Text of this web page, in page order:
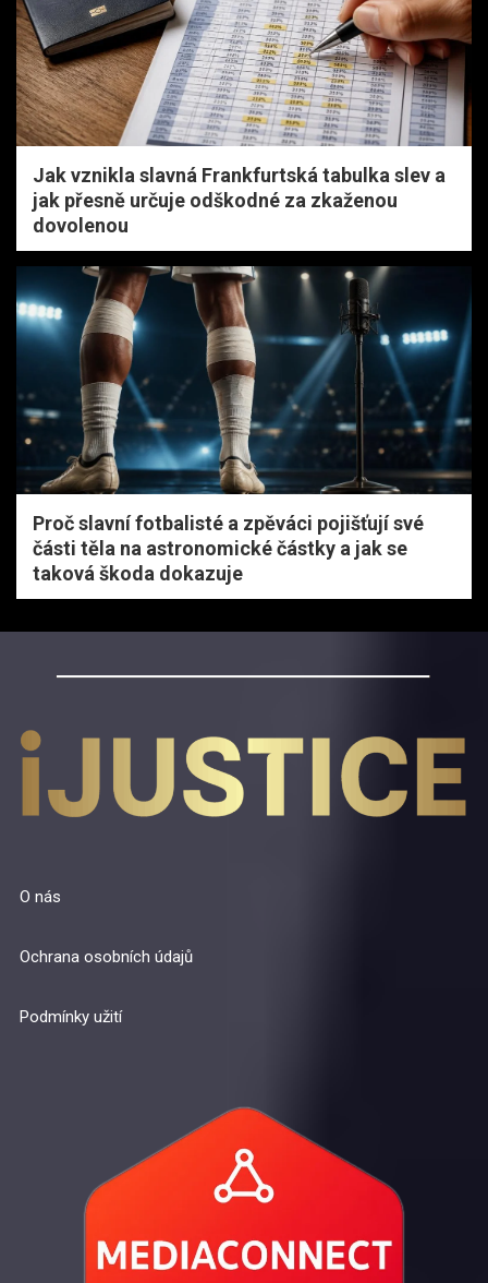
Jak vznikla slavná Frankfurtská tabulka slev a
jak přesně určuje odškodné za zkaženou
dovolenou
Proč slavní fotbalisté a zpěváci pojišťují své
části těla na astronomické částky a jak se
taková škoda dokazuje
O nás
Ochrana osobních údajů
Podmínky užití